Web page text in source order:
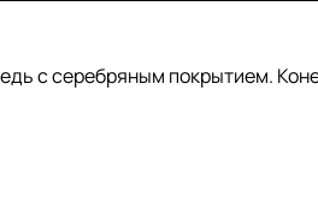
с серебряным покрытием.